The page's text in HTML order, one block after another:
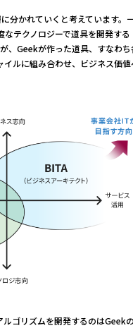
分かれていくと考えています。
テクノロジーで道具を開発する
、Geekが作った道具、すなわ
ルに組み合わせ、ビジネス価値
ゴリズムを開発するのはGeek